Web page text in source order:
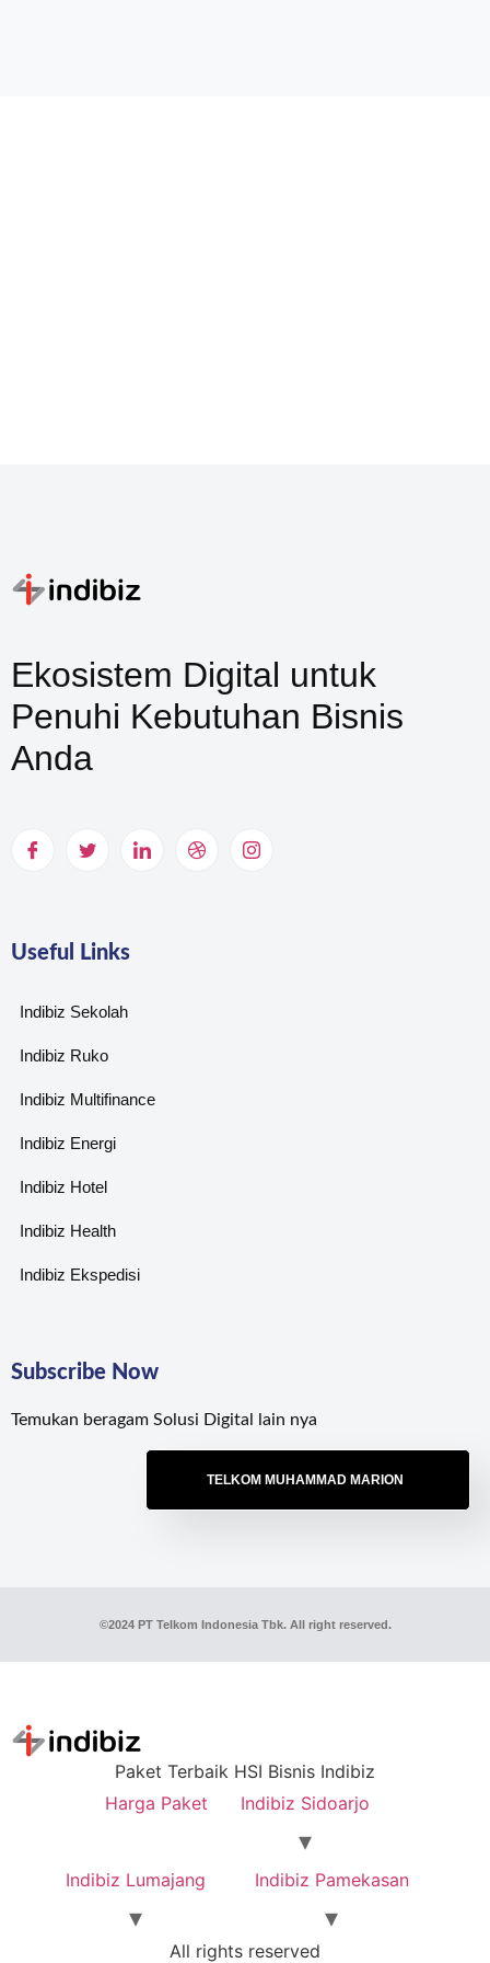
Ekosistem Digital untuk
Penuhi Kebutuhan Bisnis
Anda
Useful Links
Indibiz Sekolah
Indibiz Ruko
Indibiz Multifinance
Indibiz Energi
Indibiz Hotel
Indibiz Health
Indibiz Ekspedisi
Subscribe Now
Temukan beragam Solusi Digital lain nya
TELKOM MUHAMMAD MARION
©2024 PT Telkom Indonesia Tbk. All right reserved.
Paket Terbaik HSI Bisnis Indibiz
Harga Paket
Indibiz Sidoarjo
Indibiz Lumajang Indibiz Pamekasan
All rights reserved